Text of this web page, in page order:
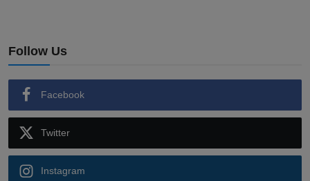
Follow Us
Facebook
Twitter
Instagram